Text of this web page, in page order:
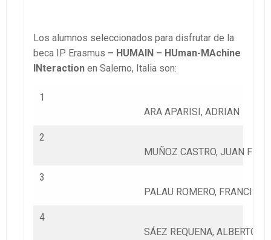
Los alumnos seleccionados para disfrutar de la
beca IP Erasmus – HUMAIN – HUman-MAchine
INteraction en Salerno, Italia son:
1
ARA APARISI, ADRIAN
2
MUÑOZ CASTRO, JUAN
3
PALAU ROMERO, FRANCISCO
4
SÁEZ REQUENA, ALBERTO